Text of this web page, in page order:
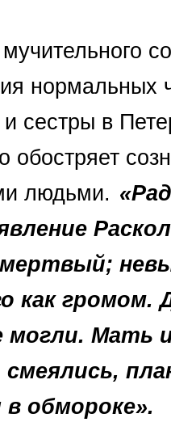
нормальных
сестры в
обостряет
людьми.
как громом.
могли. Мать
смеялись,
в обмороке».